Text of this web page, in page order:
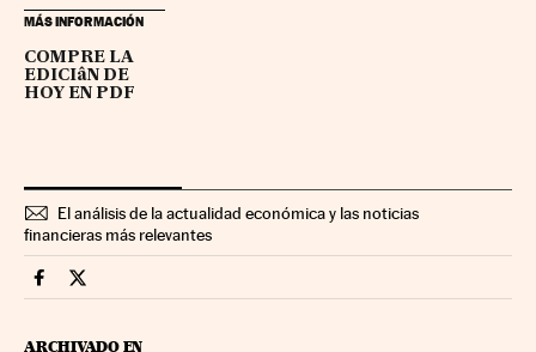
MÁS INFORMACIÓN
COMPRE LA
EDICIâN DE
HOY EN PDF
El análisis de la actualidad económica y las noticias
financieras más relevantes
Mercados Financieros Cinco Días en Facebook
Mercados Financieros Cinco Días en Twitter
ARCHIVADO EN